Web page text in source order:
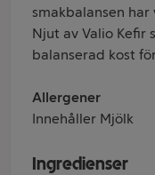
smakbalansen
Njut av Valio Kefir
balanserad kost
Allergener
Innehåller Mjölk
Ingredienser